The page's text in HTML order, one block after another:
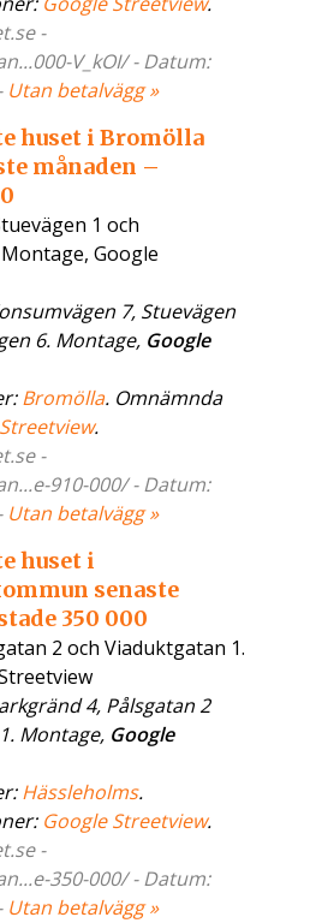
-
V_kOI/ - Datum:
Utan betalvägg »
huset i Bromölla
månaden –
1 och
Google
7, Stuevägen
6. Montage, Google
Bromölla. Omnämnda
.
-
910-000/ - Datum:
Utan betalvägg »
huset i
senaste
350 000
2 och Viaduktgatan 1.
4, Pålsgatan 2
Montage, Google
Hässleholms.
Google Streetview.
-
350-000/ - Datum:
Utan betalvägg »